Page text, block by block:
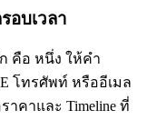
อบเวลา
คือ หนึ่ง ให้คำ
โทรศัพท์ หรืออีเมล
าคาและ Timeline ที่